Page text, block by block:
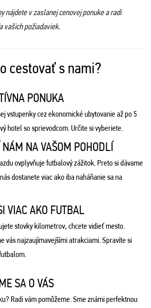
nájdete v zaslanej cenovej ponuke a radi
vašich požiadaviek.
cestovať s nami?
PONUKA
vstupenky cez ekonomické ubytovanie až po 5
hotel so sprievodcom. Určite si vyberiete.
NA VAŠOM POHODLÍ
ovplyvňuje futbalový zážitok. Preto si dávame
dostanete viac ako iba naháňanie sa na
VIAC AKO FUTBAL
stovky kilometrov, chcete vidieť mesto.
vás najzaujímavejšími atrakciami. Spravíte si
SA O VÁS
Radi vám pomôžeme. Sme známi perfektnou